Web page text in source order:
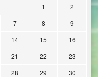
1
2
7 8
9
14 15
16
21 22
23
28 29
30